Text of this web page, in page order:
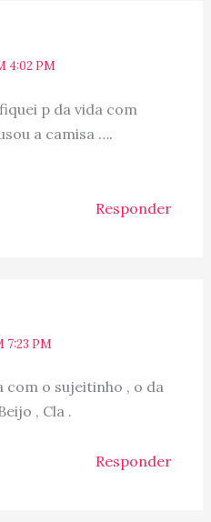
4:02 PM
p da vida com
a camisa ….
Responder
7:23 PM
com o sujeitinho , o da
, Cla .
Responder